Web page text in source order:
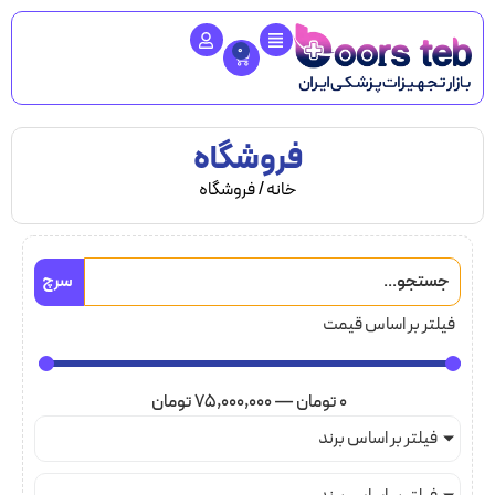
0
فروشگاه
خانه/ فروشگاه
سرچ
فیلتر بر اساس قیمت
تومان—
75,000,000تومان
فیلتر بر اساس برند